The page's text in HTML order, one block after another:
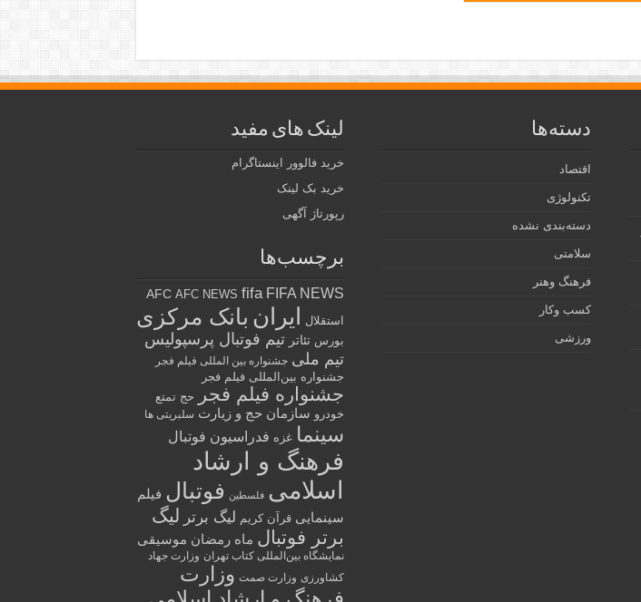
دسته‌ها
اقتصاد
تکنولوژی
دسته‌بندی نشده
سلامتی
فرهنگ وهنر
کسب وکار
ورزشی
لینک های مفید
خرید فالوور اینستاگرام
خرید بک لینک
رپورتاژ آگهی
برچسب‌ها
AFC AFC NEWS fifa FIFA NEWS
استقلال ایران بانک مرکزی
بورس تئاتر تیم فوتبال پرسپولیس
تیم ملی جشنواره بین المللی فیلم فجر
جشنواره بین‌المللی فیلم فجر
جشنواره فیلم فجر
حج تمتع
خودرو سازمان حج و زیارت سلبریتی ها
سینما غزه فدراسیون فوتبال
فرهنگ و ارشاد
اسلامی فلسطین فوتبال فیلم
سینمایی قرآن کریم لیگ برتر لیگ
برتر فوتبال ماه رمضان موسیقی
نمایشگاه بین‌المللی کتاب تهران وزارت جهاد
کشاورزی وزارت صمت وزارت